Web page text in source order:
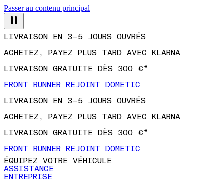
Passer au contenu principal
ACHETEZ, PAYEZ PLUS TARD AVEC KLARNA
LIVRAISON GRATUITE DÈS 300 €*
FRONT RUNNER REJOINT DOMETIC
LIVRAISON EN 3–5 JOURS OUVRÉS
ACHETEZ, PAYEZ PLUS TARD AVEC KLARNA
LIVRAISON GRATUITE DÈS 300 €*
FRONT RUNNER REJOINT DOMETIC
ÉQUIPEZ VOTRE VÉHICULE
ASSISTANCE
ENTREPRISE